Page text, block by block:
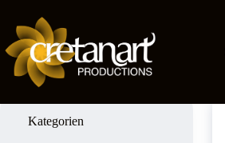
springen
Kategorien